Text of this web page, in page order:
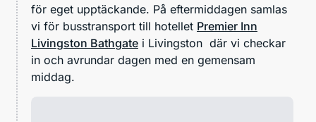
för eget upptäckande. På eftermiddagen samlas
vi för busstransport till hotellet Premier Inn
Livingston Bathgate i Livingston där vi checkar
in och avrundar dagen med en gemensam
middag.